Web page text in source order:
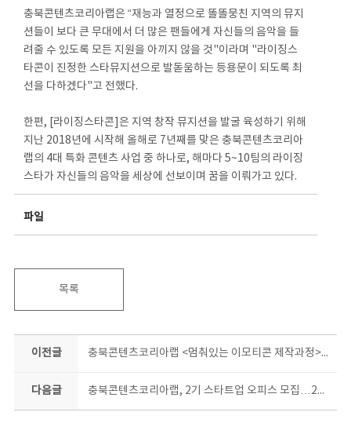
충북콘텐츠코리아랩은 “재능과 열정으로 똘똘뭉친 지역의 뮤지
션들이 보다 큰 무대에서 더 많은 팬들에게 자신들의 음악을 들
려줄 수 있도록 모든 지원을 아끼지 않을 것"이라며 "라이징스
타콘이 진정한 스타뮤지션으로 발돋움하는 등용문이 되도록 최
선을 다하겠다"고 전했다.
한편, [라이징스타콘]은 지역 창작 뮤지션을 발굴 육성하기 위해
지난 2018년에 시작해 올해로 7년째를 맞은 충북콘텐츠코리아
랩의 4대 특화 콘텐츠 사업 중 하나로, 해마다 5~10팀의 라이징
스타가 자신들의 음악을 세상에 선보이며 꿈을 이뤄가고 있다.
파일
목록
이전글 충북콘텐츠코리아랩 <멈춰있는 이모티콘 제작과정> ‘곰곰희 생각할수록’배워보고 싶네!
다음글 충북콘텐츠코리아랩, 2기 스타트업 오피스 모집…23일까지